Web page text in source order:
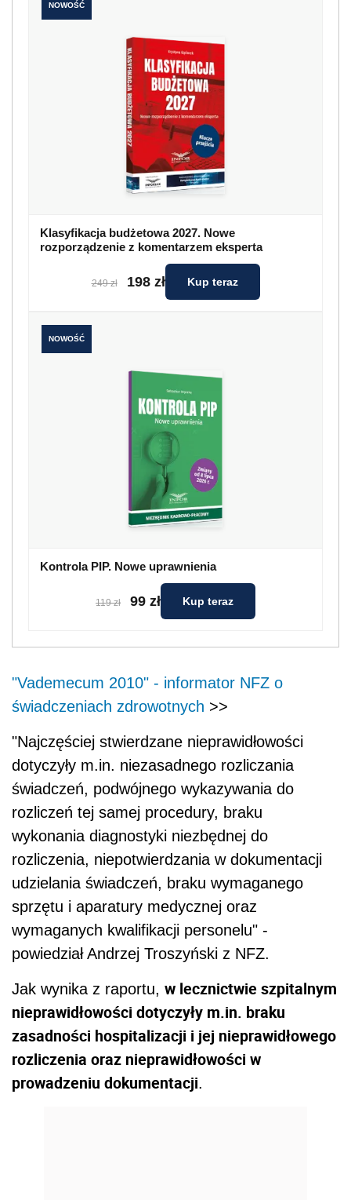
NOWOŚĆ
Klasyfikacja budżetowa 2027. Nowe
rozporządzenie z komentarzem eksperta
249 zł 198 zł Kup teraz
NOWOŚĆ
Kontrola PIP. Nowe uprawnienia
119 zł 99 zł Kup teraz
"Vademecum 2010" - informator NFZ o
świadczeniach zdrowotnych >>
"Najczęściej stwierdzane nieprawidłowości
dotyczyły m.in. niezasadnego rozliczania
świadczeń, podwójnego wykazywania do
rozliczeń tej samej procedury, braku
wykonania diagnostyki niezbędnej do
rozliczenia, niepotwierdzania w dokumentacji
udzielania świadczeń, braku wymaganego
sprzętu i aparatury medycznej oraz
wymaganych kwalifikacji personelu" -
powiedział Andrzej Troszyński z NFZ.
Jak wynika z raportu, w lecznictwie szpitalnym
nieprawidłowości dotyczyły m.in. braku
zasadności hospitalizacji i jej nieprawidłowego
rozliczenia oraz nieprawidłowości w
prowadzeniu dokumentacji.